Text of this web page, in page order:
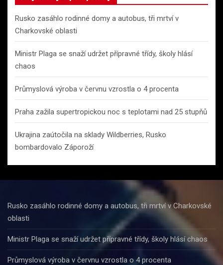
h
Rusko zasáhlo rodinné domy a autobus, tři mrtví v
Charkovské oblasti
Ministr Plaga se snaží udržet přípravné třídy, školy hlásí
chaos
Průmyslová výroba v červnu vzrostla o 4 procenta
Praha zažila supertropickou noc s teplotami nad 25 stupňů
Ukrajina zaútočila na sklady Wildberries, Rusko
bombardovalo Záporoží
Rusko zasáhlo rodinné domy a autobus, tři mrtví v Charkovské
oblasti
Ministr Plaga se snaží udržet přípravné třídy, školy hlásí chaos
Průmyslová výroba v červnu vzrostla o 4 procenta